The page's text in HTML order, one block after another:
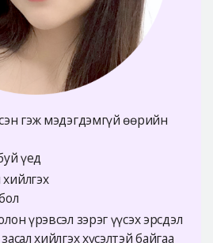
гэж мэдэгдэмгүй өөрийн
үед
үрэвсэл зэрэг үүсэх эрсдэл
хийлгэх хүсэлтэй байгаа